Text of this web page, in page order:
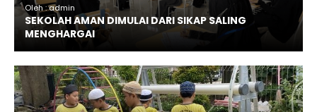
Oleh : admin
SEKOLAH AMAN DIMULAI DARI SIKAP SALING
MENGHARGAI